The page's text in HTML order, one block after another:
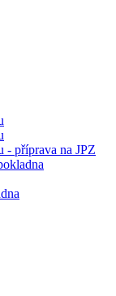
- příprava na JPZ